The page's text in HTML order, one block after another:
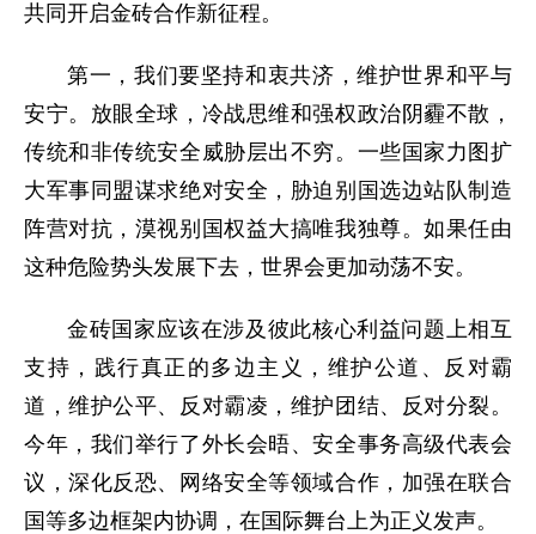
共同开启金砖合作新征程。
第一，我们要坚持和衷共济，维护世界和平与
安宁。放眼全球，冷战思维和强权政治阴霾不散，
传统和非传统安全威胁层出不穷。一些国家力图扩
大军事同盟谋求绝对安全，胁迫别国选边站队制造
阵营对抗，漠视别国权益大搞唯我独尊。如果任由
这种危险势头发展下去，世界会更加动荡不安。
金砖国家应该在涉及彼此核心利益问题上相互
支持，践行真正的多边主义，维护公道、反对霸
道，维护公平、反对霸凌，维护团结、反对分裂。
今年，我们举行了外长会晤、安全事务高级代表会
议，深化反恐、网络安全等领域合作，加强在联合
国等多边框架内协调，在国际舞台上为正义发声。